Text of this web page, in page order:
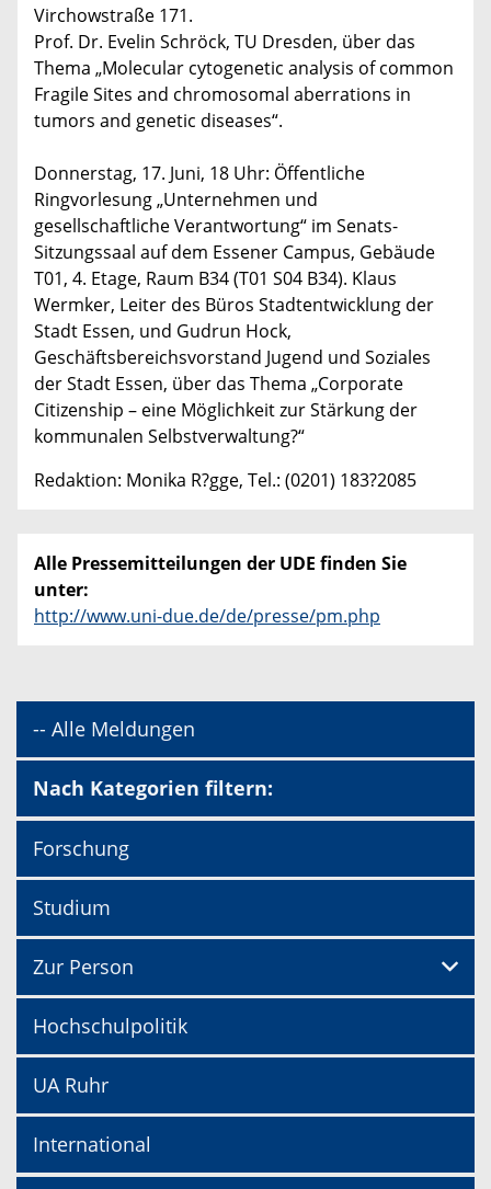
Virchowstraße 171.
Prof. Dr. Evelin Schröck, TU Dresden, über das
Thema „Molecular cytogenetic analysis of common
Fragile Sites and chromosomal aberrations in
tumors and genetic diseases“.
Donnerstag, 17. Juni, 18 Uhr: Öffentliche
Ringvorlesung „Unternehmen und
gesellschaftliche Verantwortung“ im Senats-
Sitzungssaal auf dem Essener Campus, Gebäude
T01, 4. Etage, Raum B34 (T01 S04 B34). Klaus
Wermker, Leiter des Büros Stadtentwicklung der
Stadt Essen, und Gudrun Hock,
Geschäftsbereichsvorstand Jugend und Soziales
der Stadt Essen, über das Thema „Corporate
Citizenship – eine Möglichkeit zur Stärkung der
kommunalen Selbstverwaltung?“
Redaktion: Monika R?gge, Tel.: (0201) 183?2085
Alle Pressemitteilungen der UDE finden Sie
unter:
http://www.uni-due.de/de/presse/pm.php
-- Alle Meldungen
Nach Kategorien filtern:
Forschung
Studium
Zur Person
Hochschulpolitik
UA Ruhr
International